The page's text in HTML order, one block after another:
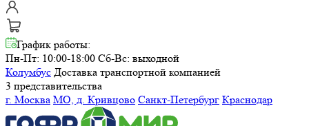
График работы:
Пн-Пт: 10:00-18:00 Сб-Вс: выходной
Колумбус Доставка транспортной компанией
3 представительства
г. Москва МО, д. Кривцово Санкт-Петербург Краснодар